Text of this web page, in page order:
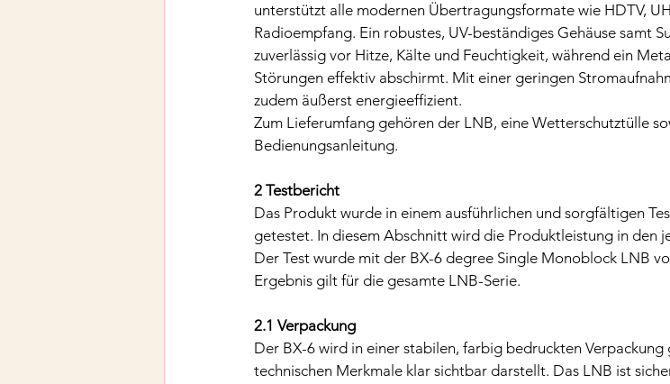
unterstützt alle modernen Übertragungsformate wie HDTV,
Radioempfang. Ein robustes, UV-beständiges Gehäuse samt
zuverlässig vor Hitze, Kälte und Feuchtigkeit, während ein
Störungen effektiv abschirmt. Mit einer geringen
zudem äußerst energieeffizient.
Zum Lieferumfang gehören der LNB, eine Wetterschutztülle
Bedienungsanleitung.
2 Testbericht
Das Produkt wurde in einem ausführlichen und sorgfältigen
getestet. In diesem Abschnitt wird die Produktleistung in den
Der Test wurde mit der BX-6 degree Single Monoblock LNB
Ergebnis gilt für die gesamte LNB-Serie.
2.1 Verpackung
Der BX-6 wird in einer stabilen, farbig bedruckten
technischen Merkmale klar sichtbar darstellt. Das LNB ist